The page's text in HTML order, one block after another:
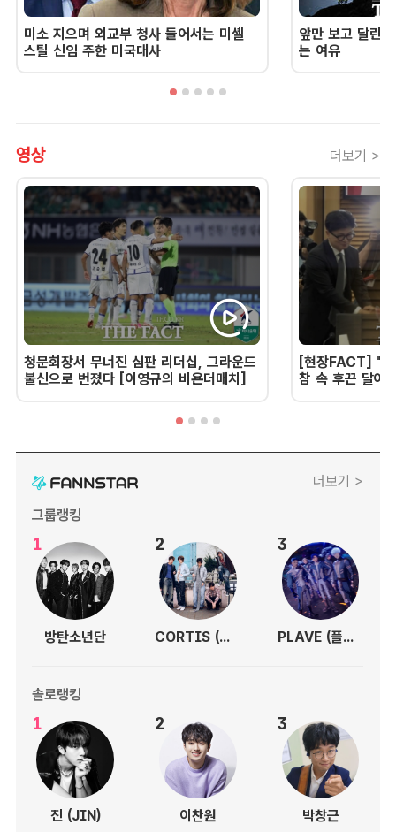
미소 지으며 외교부 청사 들어서는 미셸
스틸 신임 주한 미국대사
앞만 보고 달린
는 여유
영상 더보기 >
청문회장서 무너진 심판 리더십, 그라운드
불신으로 번졌다 [이영규의 비욘더매치]
[현장FACT] "한
참 속 후끈 달아
더보기 >
그룹랭킹
1
방탄소년단
2
CORTIS (코르티스)
3
PLAVE (플레이브)
솔로랭킹
1
진 (JIN)
2
이찬원
3
박창근